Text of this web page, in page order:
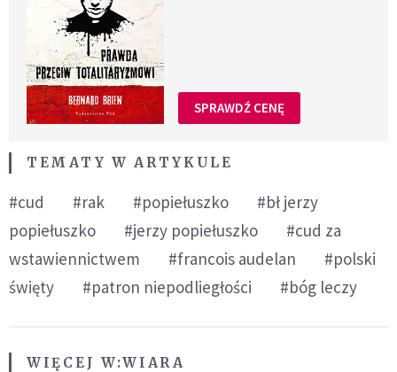
SPRAWDŹ CENĘ
TEMATY W ARTYKULE
#cud #rak #popiełuszko
#bł jerzy
popiełuszko
#jerzy popiełuszko
#cud za
wstawiennictwem
#francois audelan
#polski
święty
#patron niepodliegłości #bóg leczy
WIĘCEJ W:WIARA